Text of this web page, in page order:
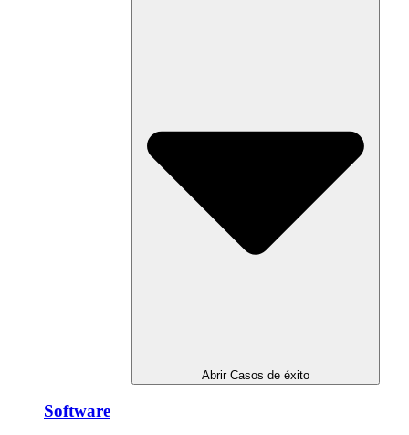
Abrir Casos de éxito
Software